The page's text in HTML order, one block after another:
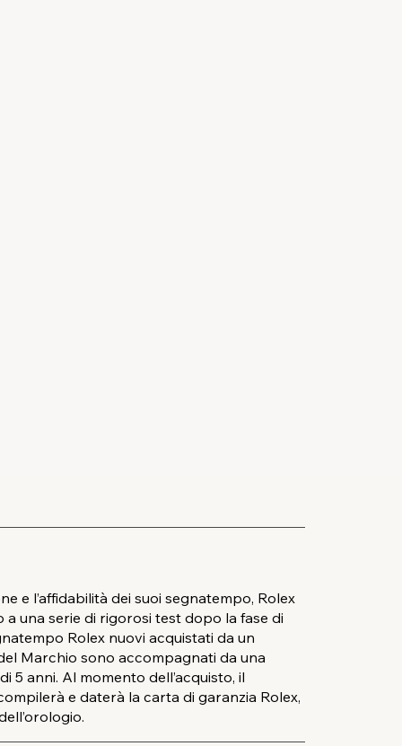
e l’affidabilità dei suoi segnatempo, Rolex
una serie di rigorosi test dopo la fase di
Rolex nuovi acquistati da un
Marchio sono accompagnati da una
5 anni. Al momento dell’acquisto, il
e daterà la carta di garanzia Rolex,